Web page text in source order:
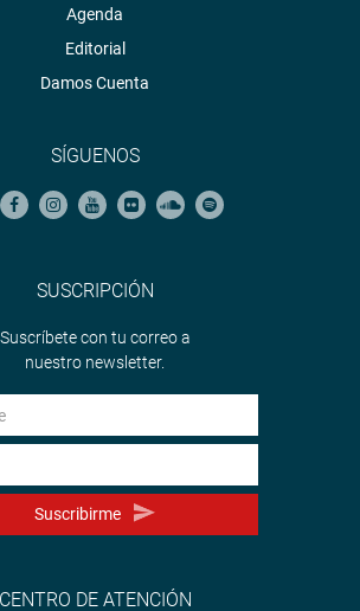
Agenda
Editorial
Damos Cuenta
SÍGUENOS
SUSCRIPCIÓN
Suscríbete con tu correo a
nuestro newsletter.
Suscribirme
CENTRO DE ATENCIÓN